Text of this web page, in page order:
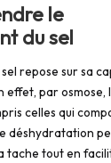
le
du sel
repose sur sa
effet, par osmose,
celles qui
déshydratation
tache tout en